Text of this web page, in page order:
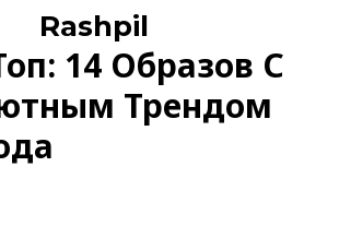
Rashpil
14 Образов С
Трендом